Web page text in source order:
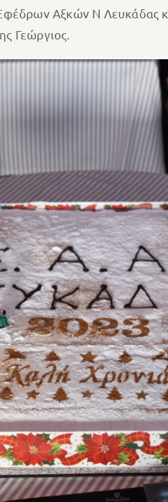
Αξκών Ν Λευκάδας
Γεώργιος.